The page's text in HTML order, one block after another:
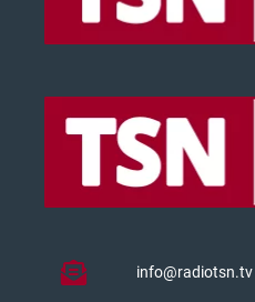
info@radiotsn.tv